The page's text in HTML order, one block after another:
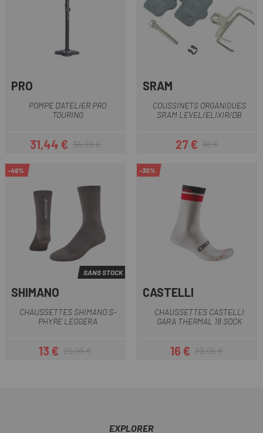
PRO
POMPE D'ATELIER PRO
TOURING
Prix
31,44 €Prix habituel
36,99 €
SRAM
COUSSINETS ORGANIQUES
SRAM LEVEL/ELIXIR/DB
Prix
27 €Prix habituel
30 €
-49%
SANS STOCK
SHIMANO
CHAUSSETTES SHIMANO S-
PHYRE LEGGERA
Prix
13 € Prix habituel
25,95 €
-30%
CASTELLI
CHAUSSETTES CASTELLI
GARA THERMAL 18 SOCK
Prix
16 € Prix habituel
22,95 €
EXPLORER